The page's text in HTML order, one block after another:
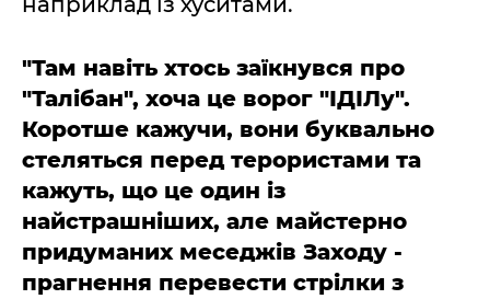
"Там навіть хтось заїкнувся про
"Талібан", хоча це ворог "ІДІЛу".
Коротше кажучи, вони буквально
стеляться перед терористами та
кажуть, що це один із
найстрашніших, але майстерно
придуманих меседжів Заходу -
прагнення перевести стрілки з